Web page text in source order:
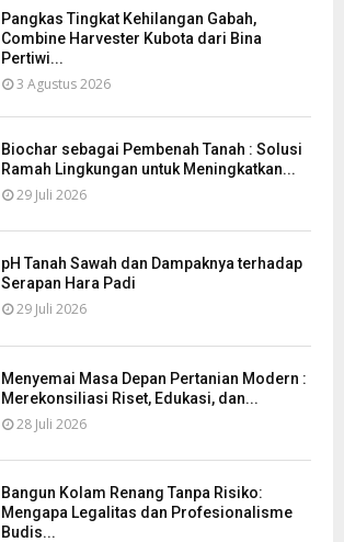
Pangkas Tingkat Kehilangan Gabah,
Combine Harvester Kubota dari Bina
Pertiwi...
3 Agustus 2026
Biochar sebagai Pembenah Tanah : Solusi
Ramah Lingkungan untuk Meningkatkan...
29 Juli 2026
pH Tanah Sawah dan Dampaknya terhadap
Serapan Hara Padi
29 Juli 2026
Menyemai Masa Depan Pertanian Modern :
Merekonsiliasi Riset, Edukasi, dan...
28 Juli 2026
Bangun Kolam Renang Tanpa Risiko:
Mengapa Legalitas dan Profesionalisme
Budis...